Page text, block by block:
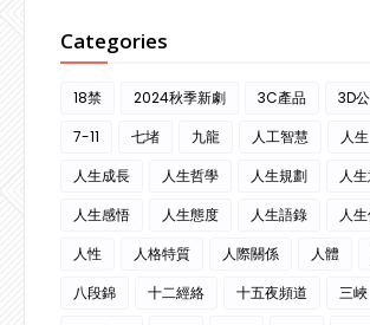
Categories
18禁 2024秋季新劇 3C產品
3D
7-11
七堵 九龍 人工智慧
人生
人生成長
人生哲學 人生規劃
人
人生感悟
人生態度 人生語錄
人
人性
人格特質 人際關係 人體
八段錦
十二經絡 十五夜頻道
三峽